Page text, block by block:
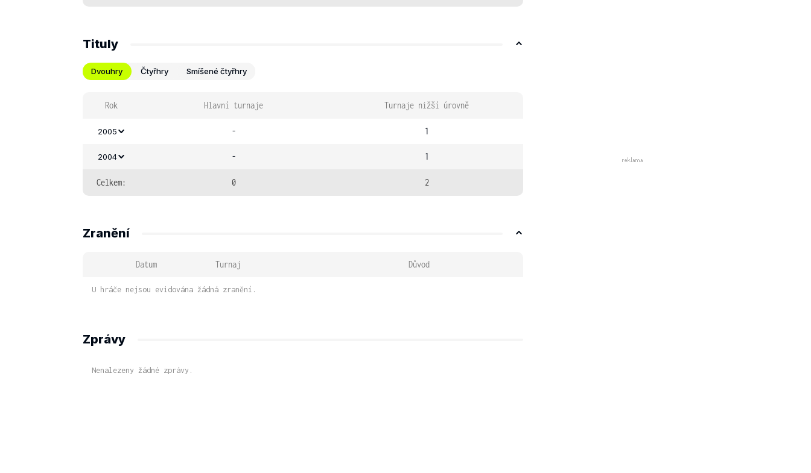
Tituly
Dvouhry Čtyřhry Smíšené čtyřhry
Rok Hlavní turnaje Turnaje nižší úrovně
2005 - 1
2004 - 1
Celkem: 0 2
Zranění
Datum Turnaj Důvod
U hráče nejsou evidována žádná zranění.
Zprávy
Nenalezeny žádné zprávy.